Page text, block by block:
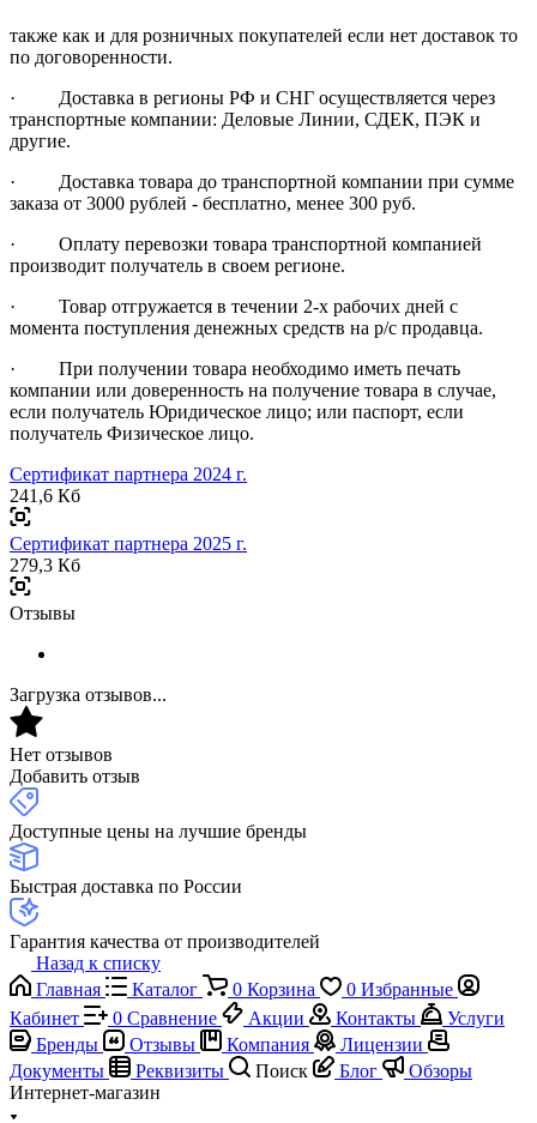
также как и для розничных покупателей если нет доставок то
по договоренности.
· Доставка в регионы РФ и СНГ осуществляется через
транспортные компании: Деловые Линии, СДЕК, ПЭК и
другие.
· Доставка товара до транспортной компании при сумме
заказа от 3000 рублей - бесплатно, менее 300 руб.
· Оплату перевозки товара транспортной компанией
производит получатель в своем регионе.
· Товар отгружается в течении 2-х рабочих дней с
момента поступления денежных средств на р/с продавца.
· При получении товара необходимо иметь печать
компании или доверенность на получение товара в случае,
если получатель Юридическое лицо; или паспорт, если
получатель Физическое лицо.
Сертификат партнера 2024 г.
241,6 Кб
Сертификат партнера 2025 г.
279,3 Кб
Отзывы
Загрузка отзывов...
Нет отзывов
Добавить отзыв
Доступные цены на лучшие бренды
Быстрая доставка по России
Гарантия качества от производителей
Назад к списку
Главная
Каталог 0 Корзина 0 Избранные
Кабинет
0 Сравнение Акции Контакты
Услуги
Бренды
Отзывы Компания
Лицензии
Документы
Реквизиты Поиск Блог
Обзоры
Интернет-магазин